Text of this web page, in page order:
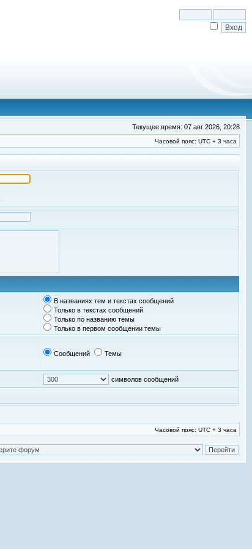
Текущее время: 07 авг 2026, 20:28
Часовой пояс: UTC + 3 часа
В названиях тем и текстах сообщений
Только в текстах сообщений
Только по названию темы
Только в первом сообщении темы
Сообщений Темы
символов сообщений
Часовой пояс: UTC + 3 часа